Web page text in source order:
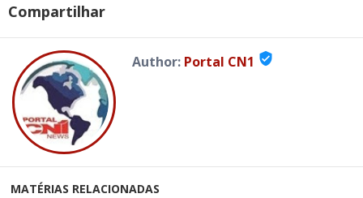
Compartilhar
Author: Portal CN1 verified_user
MATÉRIAS RELACIONADAS